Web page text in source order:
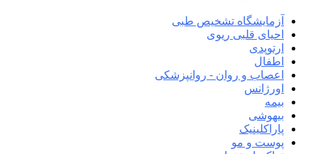
آزمایشگاه تشخیص طبی
احیای قلبی ریوی
ارتوپدی
اطفال
اعصاب و روان - روانپزشکی
اورژانس
بیمه
بیهوشی
پاراکلینیک
پوست و مو